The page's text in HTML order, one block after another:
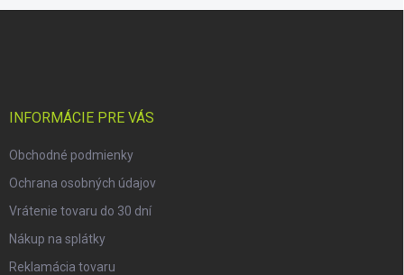
INFORMÁCIE PRE VÁS
Obchodné podmienky
Ochrana osobných údajov
Vrátenie tovaru do 30 dní
Nákup na splátky
Reklamácia tovaru